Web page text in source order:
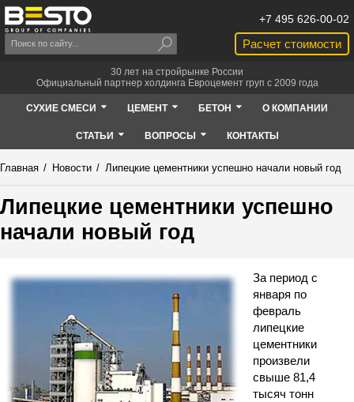
Расчет стоимости
+7 495 626-00-02
30 лет на стройрынке России
Официальный партнер холдинга Евроцемент груп с 2009 года
СУХИЕ СМЕСИ ЦЕМЕНТ БЕТОН О КОМПАНИИ
СТАТЬИ ВОПРОСЫ КОНТАКТЫ
Главная / Новости / Липецкие цементники успешно начали новый год
Липецкие цементники успешно
начали новый год
За период с
января по
февраль
липецкие
цементники
произвели
свыше 81,4
тысяч тонн